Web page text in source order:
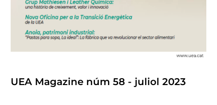
UEA Magazine núm 58 - juliol 2023